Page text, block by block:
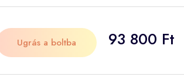
Ugrás a boltba 93 800 Ft